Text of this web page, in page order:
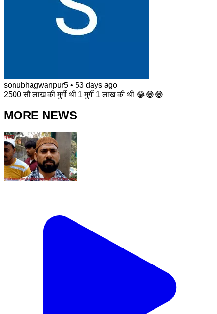
sonubhagwanpur5 • 53 days ago
2500 सौ लाख की मुर्गी थी 1 मुर्गी 1 लाख की थी 😂😂😂
MORE NEWS